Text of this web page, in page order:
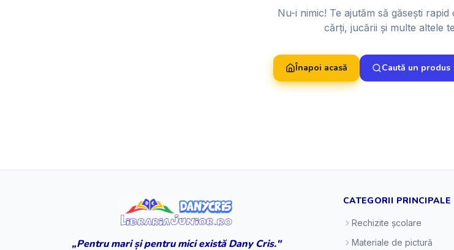
Nu-i nimic! Te ajutăm să găsești
cărți, jucării și multe altele
Înapoi acasă Caută un produs
„Pentru mari și pentru mici există Dany Cris."
CATEGORII PRINCIPALE
Rechizite școlare
Materiale de pictură